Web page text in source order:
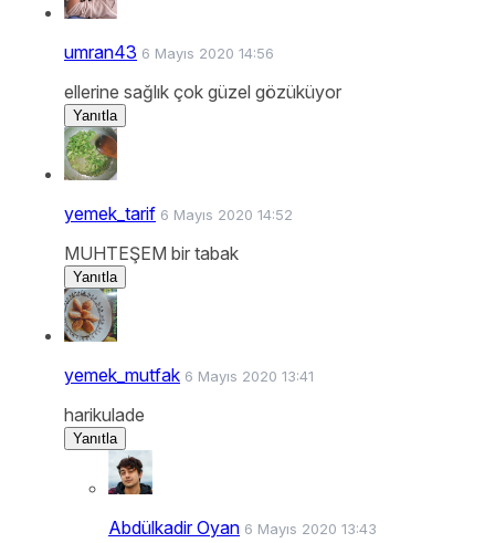
umran43 6 Mayıs 2020 14:56
ellerine sağlık çok güzel gözüküyor
Yanıtla
yemek_tarif 6 Mayıs 2020 14:52
MUHTEŞEM bir tabak
Yanıtla
yemek_mutfak 6 Mayıs 2020 13:41
harikulade
Yanıtla
Abdülkadir Oyan 6 Mayıs 2020 13:43